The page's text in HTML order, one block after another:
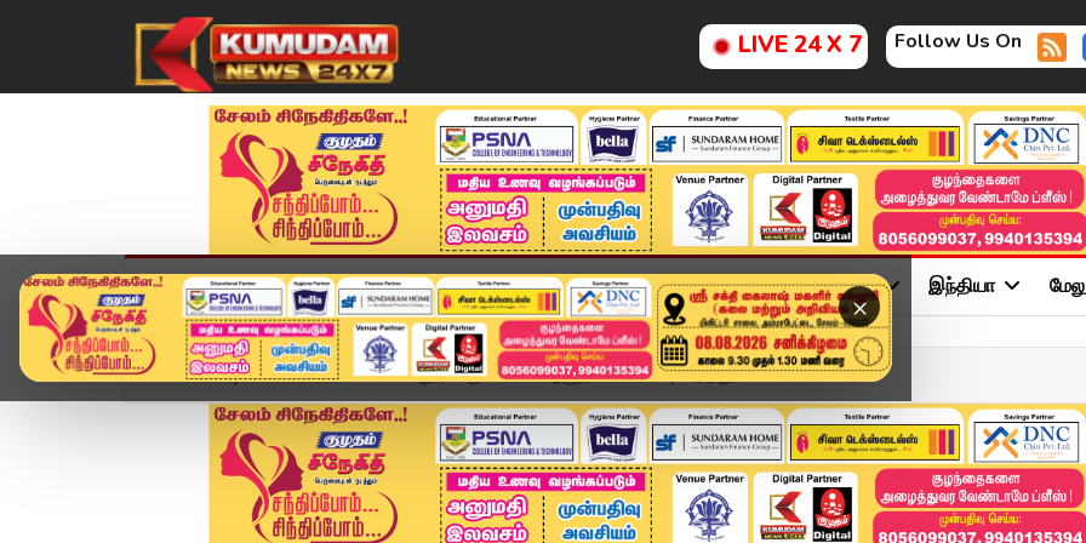
LIVE 24 X 7 Follow Us On
×
முகப்பு விளையாட்டு அண்மை தமிழ்நாடு சினிமா அரசியல் விளையாட்டு இந்தியா
Home வீடியோ ஸ்டோரி வைகை தூர்வாரும் பணி... ஆளுநர் மண்வெட்டி எடுத்து...